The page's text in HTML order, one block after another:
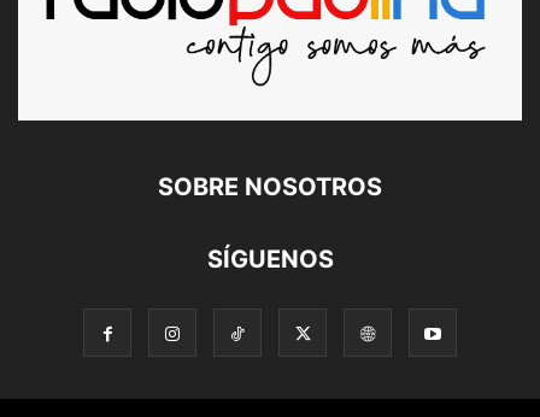
SOBRE NOSOTROS
SÍGUENOS